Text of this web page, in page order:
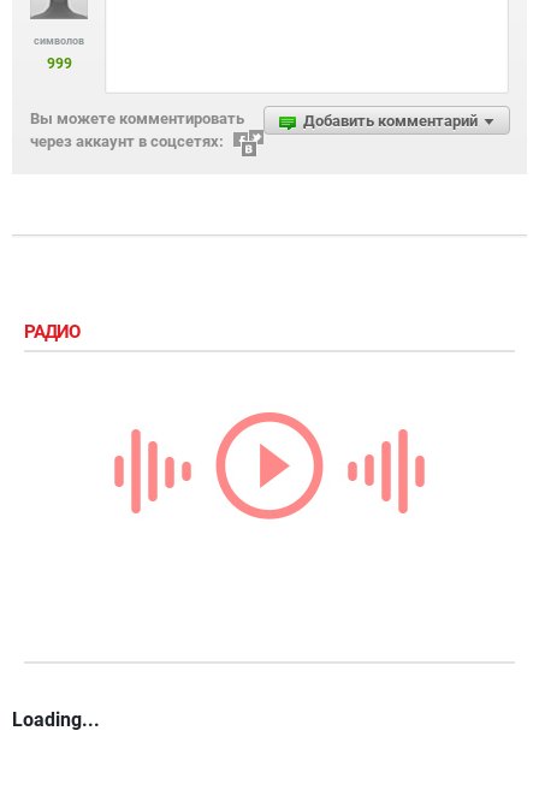
символов
999
Добавить комментарий
Вы можете комментировать
через аккаунт в соцсетях:
РАДИО
Loading...